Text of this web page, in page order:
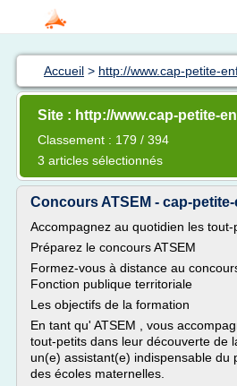
Accueil > http://www.cap-petite-
Site : http://www.cap-petite-
Classement : 179 / 394
3 articles sélectionnés
Concours ATSEM - cap-
Accompagnez au quotidien les tout-
Préparez le concours ATSEM
Formez-vous à distance au
Fonction publique territoriale
Les objectifs de la formation
En tant qu' ATSEM , vous
tout-petits dans leur découverte de
un(e) assistant(e) indispensable du
des écoles maternelles.